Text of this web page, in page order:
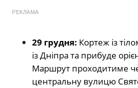
РЕКЛАМА
29 грудня: Кортеж із
із Дніпра та прибуде
Маршрут проходитиме
центральну вулицю